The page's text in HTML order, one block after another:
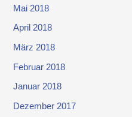
Mai 2018
April 2018
März 2018
Februar 2018
Januar 2018
Dezember 2017